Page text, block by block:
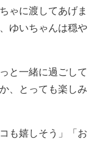
ゃに渡してあげま
ゆいちゃんは穏や
と一緒に過ごして
、とっても楽しみ
も嬉しそう」「お